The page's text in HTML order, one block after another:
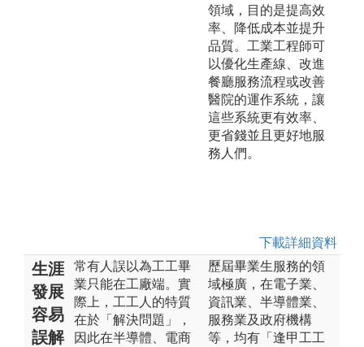
領域，目的是提高效
率、降低成本並提升
品質。工業工程師可
以優化生產線、改進
餐廳服務流程或改善
醫院的運作系統，讓
這些系統更有效率、
更省錢並且更好地服
務人們。
下載詳細資料
生涯
發展
容易
誤解
常有人誤以為工工畢
業只能在工廠端。實
際上，工工人的特質
在於「解決問題」，
因此在半導體、電商
歷屆畢業生服務的領
域極廣，在電子業、
資訊業、半導體業、
服務業及政府機構
等，均有「逢甲工工